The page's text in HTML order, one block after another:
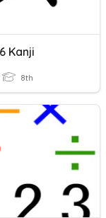
Kanji
8th